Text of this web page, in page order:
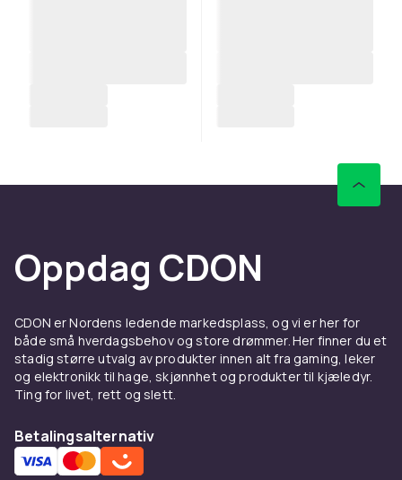
Oppdag CDON
CDON er Nordens ledende markedsplass, og vi er her for
både små hverdagsbehov og store drømmer. Her finner du et
stadig større utvalg av produkter innen alt fra gaming, leker
og elektronikk til hage, skjønnhet og produkter til kjæledyr.
Ting for livet, rett og slett.
Betalingsalternativ